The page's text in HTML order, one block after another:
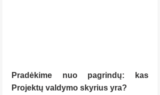
Pradėkime nuo pagrindų: kas
Projektų valdymo skyrius yra?